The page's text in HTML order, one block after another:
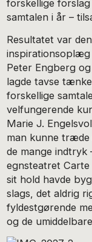
forskellige
samtalen i år –
Resultatet var
Peter Engberg
lagde tavse
forskellige
velfungerende
Marie J.
man kunne
de mange indtryk
egnsteatret Carte
sit hold havde
slags, det aldrig
fyldestgørende
og de